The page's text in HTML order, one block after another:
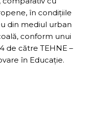
în condiţiile
din mediul urban
conform unui
de către TEHNE –
în Educaţie.